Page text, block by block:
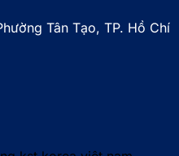
Tân Tạo, TP. Hồ Chí